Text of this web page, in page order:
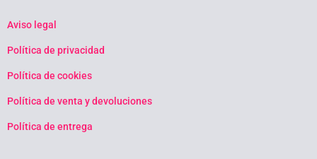
Aviso legal
Política de privacidad
Política de cookies
Política de venta y devoluciones
Política de entrega